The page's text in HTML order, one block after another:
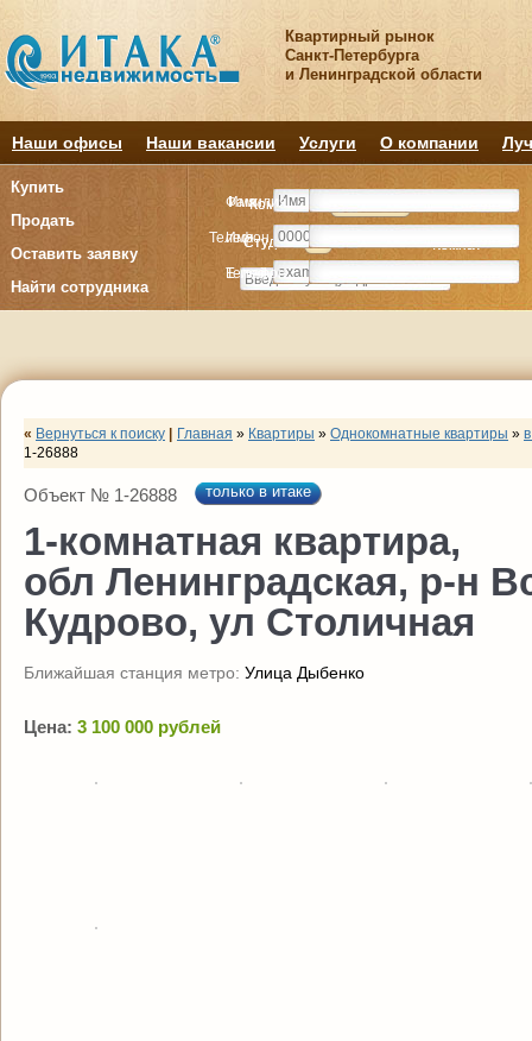
Квартирный рынок
Санкт-Петербурга
и Ленинградской области
Наши офисы Наши вакансии Услуги О компании
Купить
Продать
Оставить заявку
Найти сотрудника
Комнату
Студия Комнат
Комнату
Студия Комнат
Имя
Телефон
E-mail
Фамилия
Имя
Телефон
« Вернуться к поиску Главная » Квартиры » Однокомнатные квартиры »
1-26888
Объект № 1-26888 только в итаке
1-комнатная квартира,
обл Ленинградская, р-н
Кудрово, ул Столичная
Ближайшая станция метро: Улица Дыбенко
Цена: 3 100 000 рублей